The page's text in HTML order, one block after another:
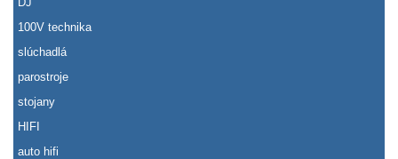
100V technika
slúchadlá
parostroje
stojany
HIFI
auto hifi